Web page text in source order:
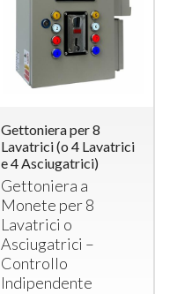
Gettoniera per 8
Lavatrici (o 4 Lavatrici
e 4 Asciugatrici)
Gettoniera a
Monete per 8
Lavatrici o
Asciugatrici –
Controllo
Indipendente